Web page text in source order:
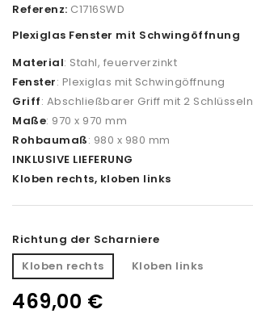
Referenz: C1716SWD
Plexiglas Fenster mit Schwingöffnung
Material: Stahl, feuerverzinkt
Fenster: Plexiglas mit Schwingöffnung
Griff: Abschließbarer Griff mit 2 Schlüsseln
Maße: 970 x 970 mm
Rohbaumaß: 980 x 980 mm
INKLUSIVE LIEFERUNG
Kloben rechts, kloben links
Richtung der Scharniere
Kloben rechts
Kloben links
469,00 €